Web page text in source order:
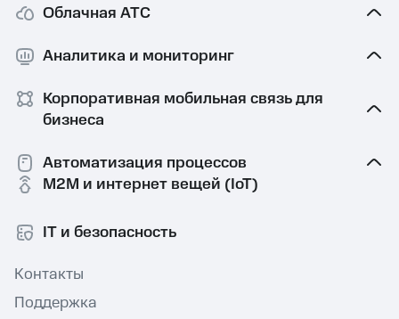
Облачная АТС
Аналитика и мониторинг
Корпоративная мобильная связь⁠ для
бизнеса
Автоматизация процессов
M2M и интернет вещей (IoT)
IT и безопасность
Контакты
Поддержка